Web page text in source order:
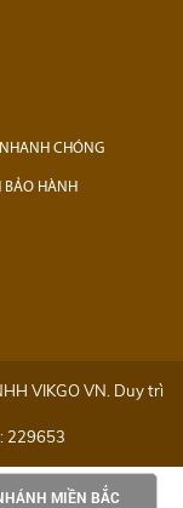
CHÓNG
BẢO HÀNH
VIKGO VN. Duy trì
229653
MIỀN BẮC